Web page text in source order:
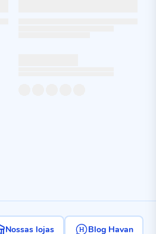
Nossas lojas Blog Havan